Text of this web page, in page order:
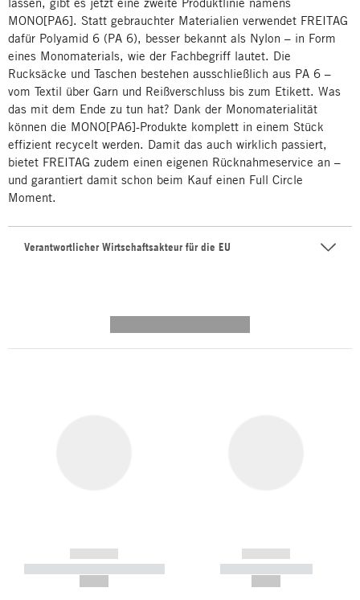
MONO[PA6]. Statt gebrauchter Materialien verwendet FREITAG
dafür Polyamid 6 (PA 6), besser bekannt als Nylon – in Form
eines Monomaterials, wie der Fachbegriff lautet. Die
Rucksäcke und Taschen bestehen ausschließlich aus PA 6 –
vom Textil über Garn und Reißverschluss bis zum Etikett. Was
das mit dem Ende zu tun hat? Dank der Monomaterialität
können die MONO[PA6]-Produkte komplett in einem Stück
effizient recycelt werden. Damit das auch wirklich passiert,
bietet FREITAG zudem einen eigenen Rücknahmeservice an –
und garantiert damit schon beim Kauf einen Full Circle
Moment.
Verantwortlicher Wirtschaftsakteur für die EU
------------
----------- ----------- -----------
------------
----------- -----------